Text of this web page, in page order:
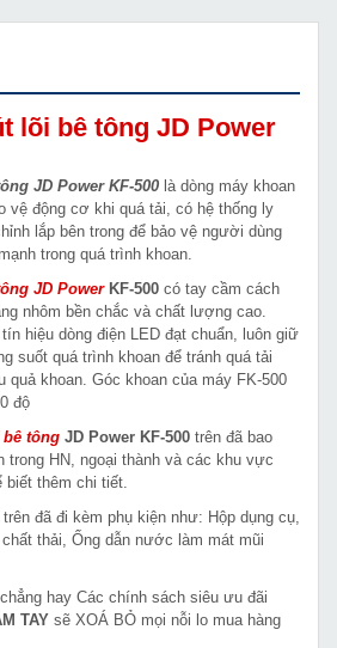
lõi bê tông JD Power
JD Power KF-500 là dòng máy khoan
vệ động cơ khi quá tải, có hệ thống ly
lắp bên trong để bảo vệ người dùng
trong quá trình khoan.
JD Power KF-500 có tay cầm cách
nhôm bền chắc và chất lượng cao.
hiệu dòng điện LED đạt chuẩn, luôn giữ
suốt quá trình khoan để tránh quá tải
quả khoan. Góc khoan của máy FK-500
độ
tông JD Power KF-500 trên đã bao
trong HN, ngoại thành và các khu vực
biết thêm chi tiết.
trên đã đi kèm phụ kiện như: Hộp dụng cụ,
thải, Ống dẫn nước làm mát mũi
hay Các chính sách siêu ưu đãi
TAY sẽ XOÁ BỎ mọi nỗi lo mua hàng